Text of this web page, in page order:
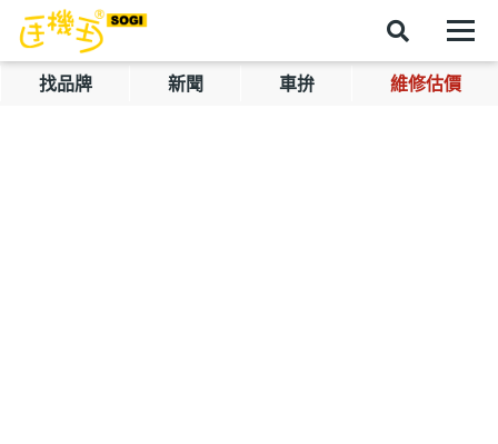
找品牌 新聞 車拚 維修估價